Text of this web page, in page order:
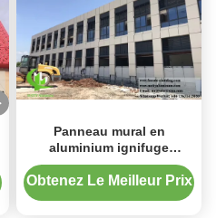
Panneau mural en
aluminium ignifuge
antirouille thermolaqué,
revêtement en aluminium
Obtenez Le Meilleur Prix